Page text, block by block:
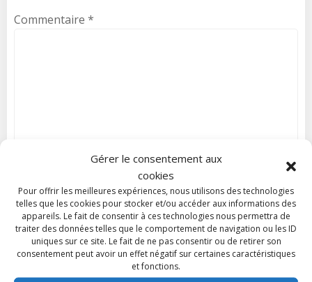
Gérer le consentement aux
cookies
Pour offrir les meilleures expériences, nous utilisons des technologies
telles que les cookies pour stocker et/ou accéder aux informations des
appareils. Le fait de consentir à ces technologies nous permettra de
traiter des données telles que le comportement de navigation ou les ID
uniques sur ce site. Le fait de ne pas consentir ou de retirer son
consentement peut avoir un effet négatif sur certaines caractéristiques
et fonctions.
Commentaire *
Nom*
E-mail*